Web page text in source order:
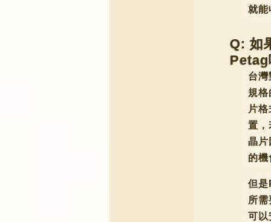
就能
Q: 如
Petag
台
規
片
置，
晶片
的機
但是
所
可以